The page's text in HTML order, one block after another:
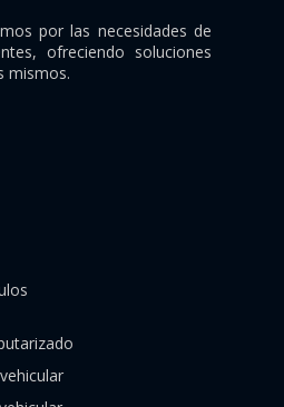
por las necesidades de
ofreciendo soluciones
mismos.